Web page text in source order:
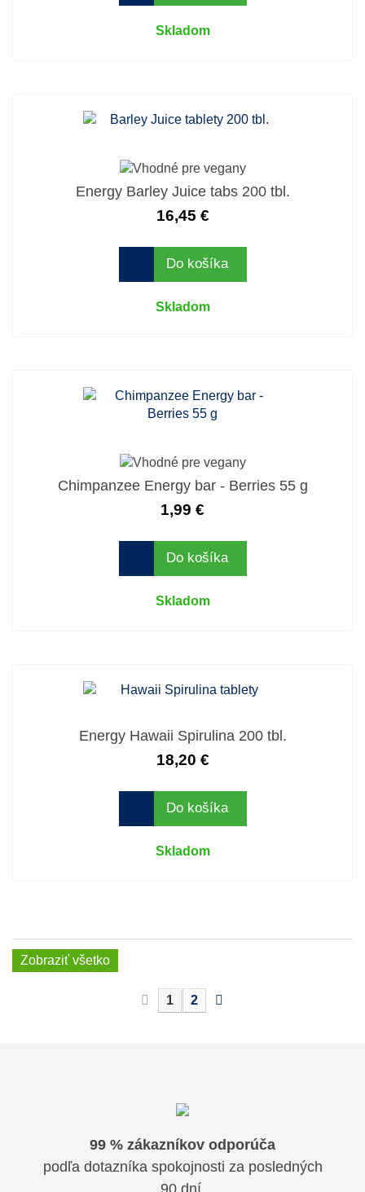
Skladom
Energy Barley Juice tabs 200 tbl.
16,45 €
Do košíka
Skladom
Chimpanzee Energy bar - Berries 55 g
1,99 €
Do košíka
Skladom
Energy Hawaii Spirulina 200 tbl.
18,20 €
Do košíka
Skladom
Zobraziť všetko
1 2
99 % zákazníkov odporúča
podľa dotazníka spokojnosti za posledných
90 dní.